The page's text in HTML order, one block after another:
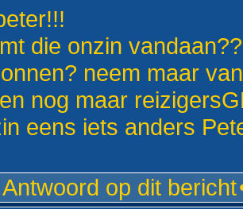
die onzin vandaan??
neem maar
nog maar
eens iets anders
Antwoord op dit bericht